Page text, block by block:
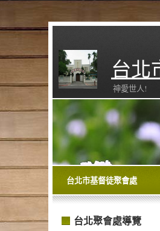
台北
神愛世人!
台北市基督徒聚會處
台北聚會處導覽